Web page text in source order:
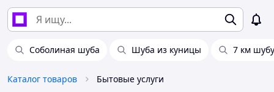
Соболиная шуба Шуба из куницы 7 км шубу
Каталог товаров Бытовые услуги